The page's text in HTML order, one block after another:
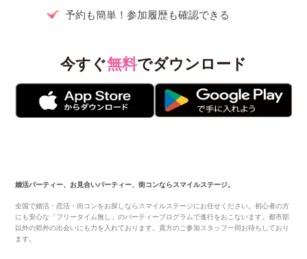
予約も簡単！参加履歴も確認できる
今すぐ無料でダウンロード
婚活パーティー、お見合いパーティー、街コンならスマイルステージ。
全国で婚活・恋活・街コンをお探しならスマイルステージにお任せください。初心者の方
にも安心な「フリータイム無し」のパーティープログラムで進行をおこないます。都市部
以外の郊外の出会いにも力を入れております。貴方のご参加スタッフ一同お待ちしており
ます。